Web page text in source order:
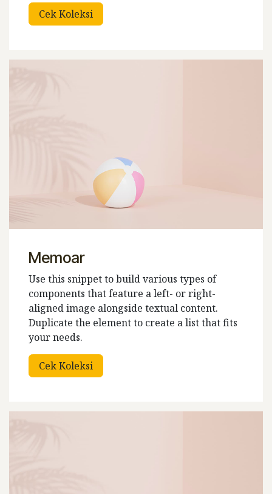
Cek Koleksi
Memoar
Use this snippet to build various types of
components that feature a left- or right-
aligned image alongside textual content.
Duplicate the element to create a list that fits
your needs.
Cek Koleksi